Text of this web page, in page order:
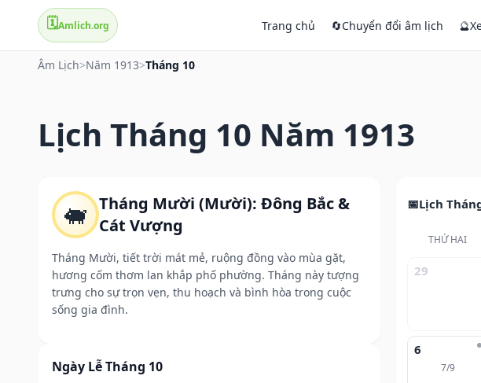
🗓️Amlich.org Trang chủ 🔄Chuyển đổi âm lịch 🔮
Âm Lịch>Năm 1913>Tháng 10
Lịch Tháng 10 Năm 1913
🐖 Tháng Mười (Mười): Đông Bắc &
Cát Vượng
Tháng Mười, tiết trời mát mẻ, ruộng đồng vào mùa gặt,
hương cốm thơm lan khắp phố phường. Tháng này tượng
trưng cho sự trọn vẹn, thu hoạch và bình hòa trong cuộc
sống gia đình.
Ngày Lễ Tháng 10
Lịch
THỨ HAI
29
6
7/9